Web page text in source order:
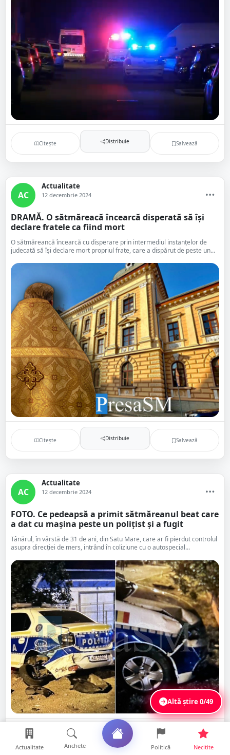
Citește Distribuie Salvează
AC
Actualitate
12 decembrie 2024
DRAMĂ. O sătmăreacă încearcă disperată să își
declare fratele ca fiind mort
O sătmăreancă încearcă cu disperare prin intermediul instanțelor de
judecată să își declare mort propriul frate, care a dispărut de peste un...
Citește Distribuie Salvează
AC
Actualitate
12 decembrie 2024
FOTO. Ce pedeapsă a primit sătmăreanul beat care
a dat cu mașina peste un polițist și a fugit
Tânărul, în vârstă de 31 de ani, din Satu Mare, care ar fi pierdut controlul
asupra direcției de mers, intrând în coliziune cu o autospecial...
Distribuie
Altă știre0/49
Actualitate Anchete Politică Necitite